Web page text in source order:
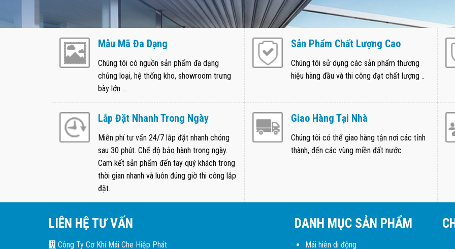
Mẫu Mã Đa Dạng
Chúng tôi có nguồn sản phẩm đa dạng
chủng loại, hệ thống kho, showroom trưng
bày lớn ...
Sản Phẩm Chất Lượng Cao
Chúng tôi sử dụng các sản phẩm thương
hiệu hàng đầu và thi công đạt chất lượng ..
Lắp Đặt Nhanh Trong Ngày
Miễn phí tư vấn 24/7 lắp đặt nhanh chóng
sau 30 phút. Chế độ bảo hành trong ngày.
Cam kết sản phẩm đến tay quý khách trong
thời gian nhanh và luôn đúng giờ thi công lắp
đặt.
Giao Hàng Tại Nhà
Chúng tôi có thể giao hàng tận nơi các tỉnh
thành, đến các vùng miền đất nước
LIÊN HỆ TƯ VẤN
Công Ty Cơ Khí Mái Che Hiệp Phát
DANH MỤC SẢN PHẨM
Mái hiên di động